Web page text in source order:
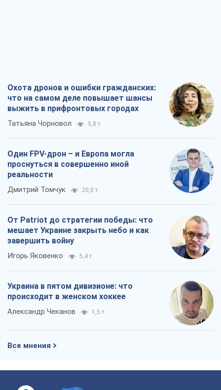
Охота дронов и ошибки гражданских:
что на самом деле повышает шансы
выжить в прифронтовых городах
Татьяна Чорновол 5,8 т.
Один FPV-дрон – и Европа могла
проснуться в совершенно иной
реальности
Дмитрий Томчук 20,0 т.
От Patriot до стратегии победы: что
мешает Украине закрыть небо и как
завершить войну
Игорь Яковенко 5,4 т.
Украина в пятом дивизионе: что
происходит в женском хоккее
Александр Чеканов 1,5 т.
Все мнения